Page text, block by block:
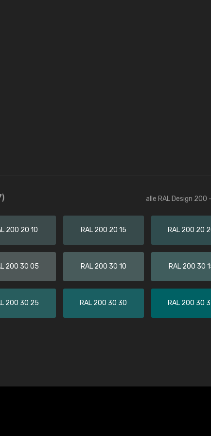
alle RAL Design 200
200 20 10 RAL 200 20 15 RAL 200 20
200 30 05 RAL 200 30 10 RAL 200 30
200 30 25 RAL 200 30 30 RAL 200 30